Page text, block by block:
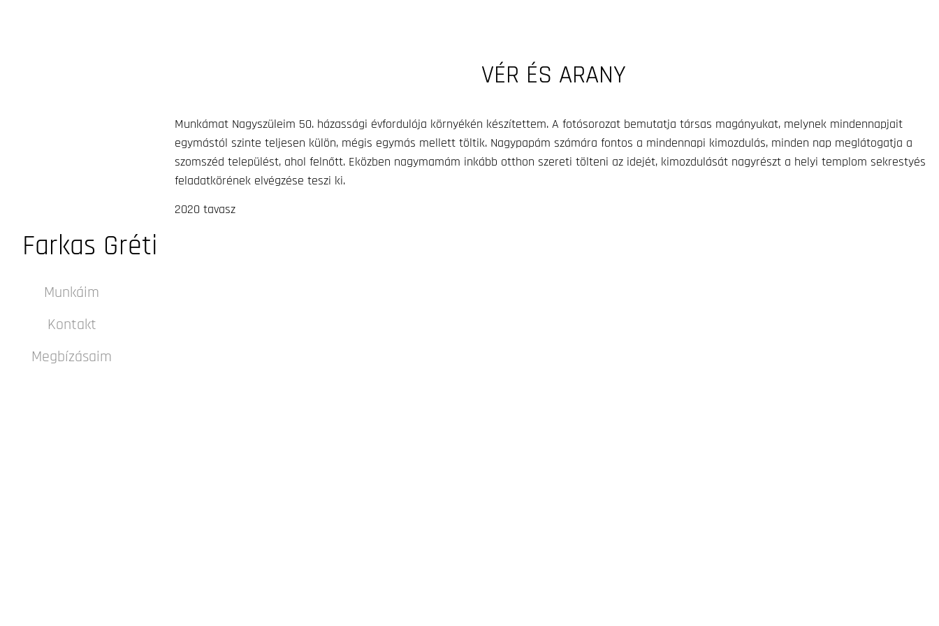
Farkas Gréti
Munkáim
Kontakt
Megbízásaim
VÉR ÉS ARANY
Munkámat Nagyszüleim 50. házassági évfordulója környékén készítettem. A fotósorozat bemutatja társas magányukat, melynek mindennapjait
egymástól szinte teljesen külön, mégis egymás mellett töltik. Nagypapám számára fontos a mindennapi kimozdulás, minden nap meglátogatja a
szomszéd települést, ahol felnőtt. Eközben nagymamám inkább otthon szereti tölteni az idejét, kimozdulását nagyrészt a helyi templom sekrestyés
feladatkörének elvégzése teszi ki.
2020 tavasz